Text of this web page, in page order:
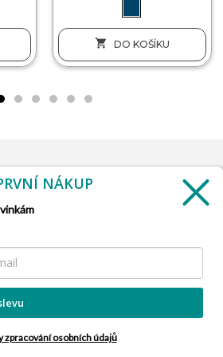
 DO KOŠÍKU

NÁKUP
zpracování osobních údajů